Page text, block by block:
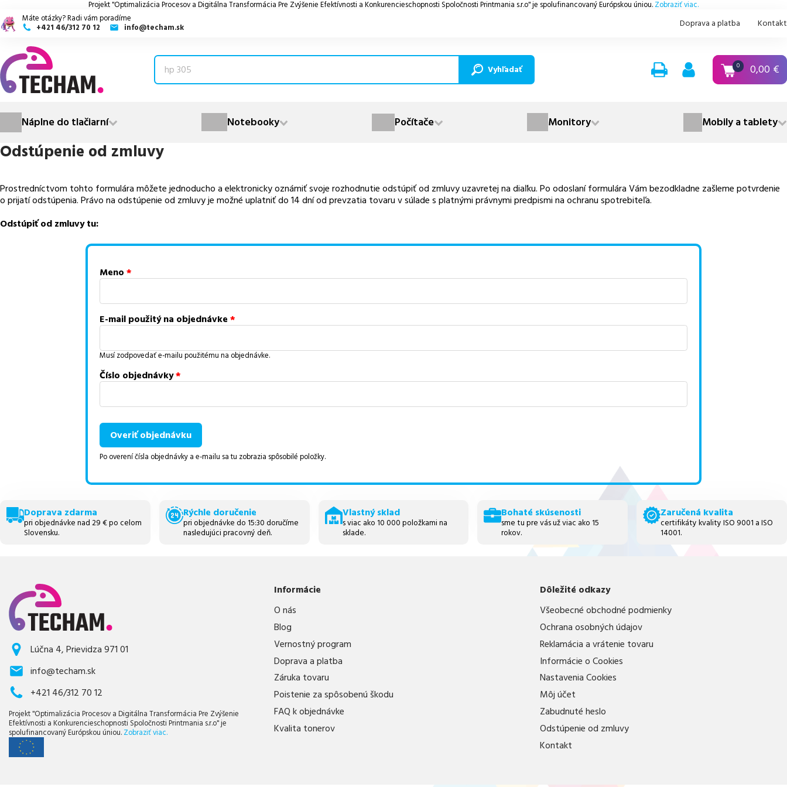
Projekt "Optimalizácia Procesov a Digitálna Transformácia Pre Zvýšenie Efektívnosti a Konkurencieschopnosti Spoločnosti Printmania s.r.o" je spolufinancovaný Európskou úniou. Zobraziť viac.
Máte otázky? Radi vám poradíme
+421 46/312 70 12
info@techam.sk Doprava a platba Kontakt
Vyhľadať 0 0,00 €
Náplne do tlačiarní Notebooky Počítače Monitory Mobily a tablety
Odstúpenie od zmluvy
Prostredníctvom tohto formulára môžete jednoducho a elektronicky oznámiť svoje rozhodnutie odstúpiť od zmluvy uzavretej na diaľku. Po odoslaní formulára Vám bezodkladne zašleme potvrdenie
o prijatí odstúpenia. Právo na odstúpenie od zmluvy je možné uplatniť do 14 dní od prevzatia tovaru v súlade s platnými právnymi predpismi na ochranu spotrebiteľa.
Odstúpiť od zmluvy tu:
Meno *
E-mail použitý na objednávke *
Musí zodpovedať e-mailu použitému na objednávke.
Číslo objednávky*
Overiť objednávku
Po overení čísla objednávky a e-mailu sa tu zobrazia spôsobilé položky.
Doprava zdarma
pri objednávke nad 29 € po celom
Slovensku.
Rýchle doručenie
pri objednávke do 15:30 doručíme
nasledujúci pracovný deň.
Vlastný sklad
s viac ako 10 000 položkami na
sklade.
Bohaté skúsenosti
sme tu pre vás už viac ako 15
rokov.
Zaručená kvalita
certifikáty kvality ISO 9001 a ISO
14001.
Lúčna 4, Prievidza 971 01
info@techam.sk
+421 46/312 70 12
Projekt "Optimalizácia Procesov a Digitálna Transformácia Pre Zvýšenie
Efektívnosti a Konkurencieschopnosti Spoločnosti Printmania s.r.o" je
spolufinancovaný Európskou úniou. Zobraziť viac.
Informácie
O nás
Blog
Vernostný program
Doprava a platba
Záruka tovaru
Poistenie za spôsobenú škodu
FAQ k objednávke
Kvalita tonerov
Dôležité odkazy
Všeobecné obchodné podmienky
Ochrana osobných údajov
Reklamácia a vrátenie tovaru
Informácie o Cookies
Nastavenia Cookies
Môj účet
Zabudnuté heslo
Odstúpenie od zmluvy
Kontakt